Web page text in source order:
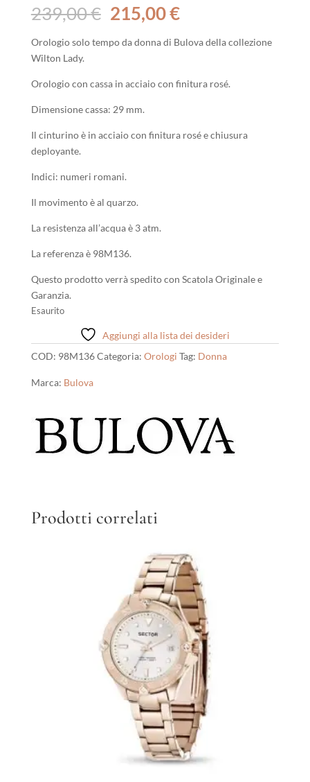
239,00€ Il
prezzo
originale
239,00 €.
215,00€Il
attuale
215,00 €.
Orologio solo tempo da donna di Bulova della collezione
Wilton Lady.
Orologio con cassa in acciaio con finitura rosé.
Dimensione cassa: 29 mm.
Il cinturino è in acciaio con finitura rosé e chiusura
deployante.
Indici: numeri romani.
Il movimento è al quarzo.
La resistenza all’acqua è 3 atm.
La referenza è 98M136.
Questo prodotto verrà spedito con Scatola Originale e
Garanzia.
Esaurito
Aggiungi alla lista dei desideri
COD: 98M136Categoria: Orologi Tag: Donna
Marca: Bulova
Prodotti correlati